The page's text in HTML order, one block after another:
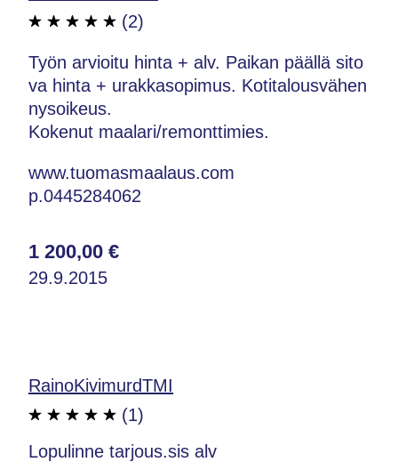
(2)
Työn arvioitu hinta + alv. Paikan päällä sito
va hinta + urakkasopimus. Kotitalousvähen
nysoikeus.
Kokenut maalari/remonttimies.
www.tuomasmaalaus.com
p.0445284062
1 200,00 €
29.9.2015
RainoKivimurdTMI
(1)
Lopulinne tarjous.sis alv